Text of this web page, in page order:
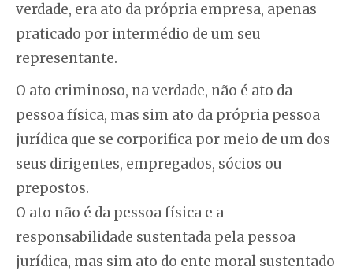
verdade, era ato da própria empresa, apenas
praticado por intermédio de um seu
representante.
O ato criminoso, na verdade, não é ato da
pessoa física, mas sim ato da própria pessoa
jurídica que se corporifica por meio de um dos
seus dirigentes, empregados, sócios ou
prepostos.
O ato não é da pessoa física e a
responsabilidade sustentada pela pessoa
jurídica, mas sim ato do ente moral sustentado